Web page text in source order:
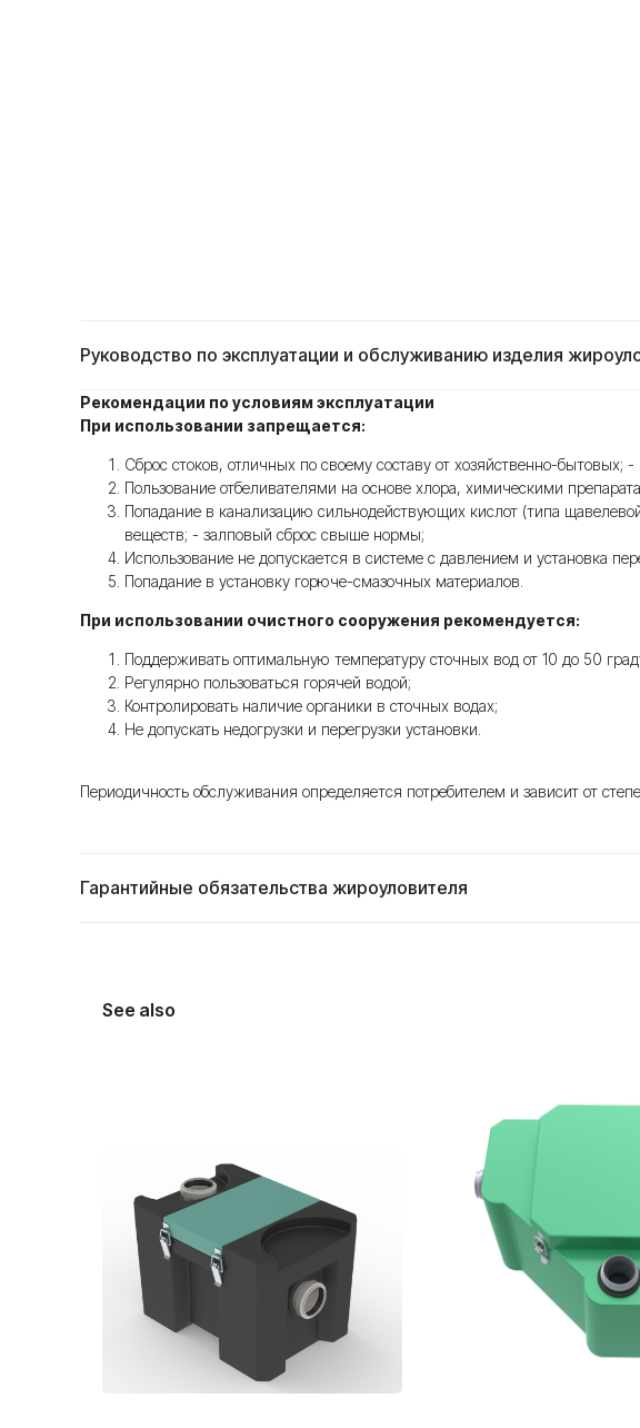
Руководство по эксплуатации и обслуживанию изделия
Рекомендации по условиям эксплуатации
При использовании запрещается:
Сброс стоков, отличных по своему составу от хозяйственно-бытовых;
Пользование отбеливателями на основе хлора, химическими
Попадание в канализацию сильнодействующих кислот (типа
веществ; - залповый сброс свыше нормы;
Использование не допускается в системе с давлением и установка
Попадание в установку горюче-смазочных материалов.
При использовании очистного сооружения рекомендуется:
Поддерживать оптимальную температуру сточных вод от 10 до 50
Регулярно пользоваться горячей водой;
Контролировать наличие органики в сточных водах;
Не допускать недогрузки и перегрузки установки.
Периодичность обслуживания определяется потребителем и зависит от
Гарантийные обязательства жироуловителя
See also